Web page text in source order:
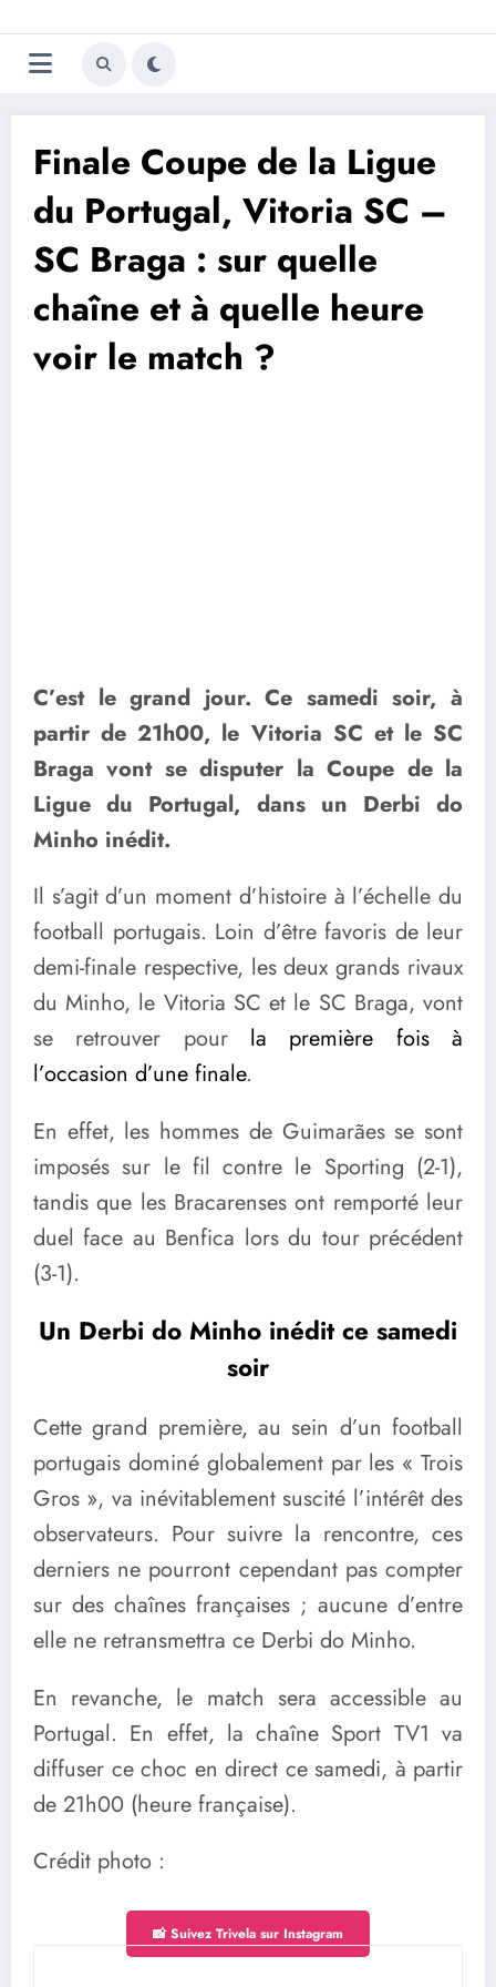
au
contenu
Trivela
L'actualité du football
Finale Coupe de la Ligue
du Portugal, Vitoria SC –
SC Braga : sur quelle
chaîne et à quelle heure
voir le match ?
C’est le grand jour. Ce samedi soir, à
partir de 21h00, le Vitoria SC et le SC
Braga vont se disputer la Coupe de la
Ligue du Portugal, dans un Derbi do
Minho inédit.
Il s’agit d’un moment d’histoire à l’échelle du
football portugais. Loin d’être favoris de leur
demi-finale respective, les deux grands rivaux
du Minho, le Vitoria SC et le SC Braga, vont
se retrouver pour la première fois à
l’occasion d’une finale.
En effet, les hommes de Guimarães se sont
imposés sur le fil contre le Sporting (2-1),
tandis que les Bracarenses ont remporté leur
duel face au Benfica lors du tour précédent
(3-1).
Un Derbi do Minho inédit ce samedi
soir
Cette grand première, au sein d’un football
portugais dominé globalement par les « Trois
Gros », va inévitablement suscité l’intérêt des
observateurs. Pour suivre la rencontre, ces
derniers ne pourront cependant pas compter
sur des chaînes françaises ; aucune d’entre
elle ne retransmettra ce Derbi do Minho.
En revanche, le match sera accessible au
Portugal. En effet, la chaîne Sport TV1 va
diffuser ce choc en direct ce samedi, à partir
de 21h00 (heure française).
Crédit photo :
📸 Suivez Trivela sur Instagram